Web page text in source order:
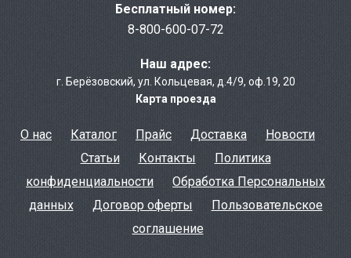
Бесплатный номер:
8-800-600-07-72
Наш адрес:
г. Берёзовcкий,ул. Кольцевая, д.4/9,оф.19, 20
Карта проезда
О нас Каталог Прайс Доставка
Новости
Статьи
Контакты
Политика
конфиденциальности
Обработка Персональных
данных
Договор оферты
Пользовательское
соглашение